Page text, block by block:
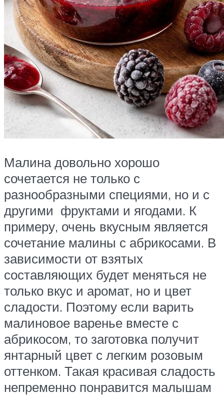
Малина довольно хорошо
сочетается не только с
разнообразными специями, но и с
другими фруктами и ягодами. К
примеру, очень вкусным является
сочетание малины с абрикосами. В
зависимости от взятых
составляющих будет меняться не
только вкус и аромат, но и цвет
сладости. Поэтому если варить
малиновое варенье вместе с
абрикосом, то заготовка получит
янтарный цвет с легким розовым
оттенком. Такая красивая сладость
непременно понравится малышам